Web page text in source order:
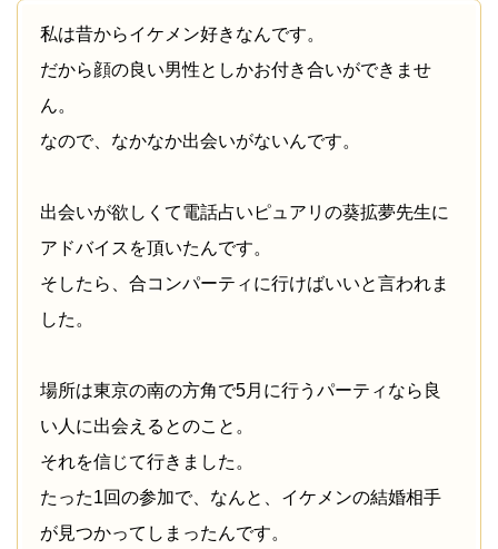
私は昔からイケメン好きなんです。
だから顔の良い男性としかお付き合いができませ
ん。
なので、なかなか出会いがないんです。
出会いが欲しくて電話占いピュアリの葵拡夢先生に
アドバイスを頂いたんです。
そしたら、合コンパーティに行けばいいと言われま
した。
場所は東京の南の方角で5月に行うパーティなら良
い人に出会えるとのこと。
それを信じて行きました。
たった1回の参加で、なんと、イケメンの結婚相手
が見つかってしまったんです。